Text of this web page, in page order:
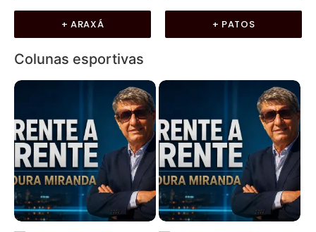
+ ARAXÁ + PATOS
Colunas esportivas